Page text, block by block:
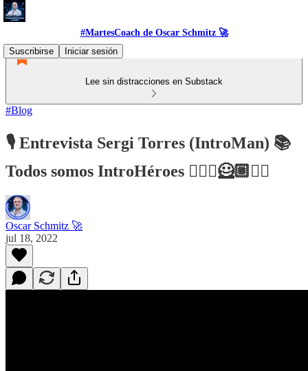
#MartesCoach de Oscar Schmitz 🚀
Suscribirse
Iniciar sesión
Lee sin distracciones en Substack
#Blog
🎙️ Entrevista Sergi Torres (IntroMan) 📚
Todos somos IntroHéroes 🦸🏻‍♀️🦸🏼🦸‍♂️
Oscar Schmitz 🚀
jul 18, 2022